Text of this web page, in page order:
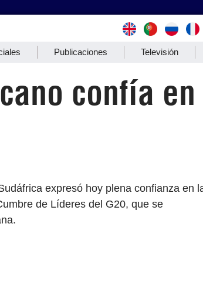
Publicaciones Televisión
confía
expresó hoy plena confianza en
de Líderes del G20, que se